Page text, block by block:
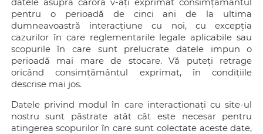
datele asupra cărora v-ați exprimat consimțământul
pentru o perioadă de cinci ani de la ultima
dumneavoastră interacțiune cu noi, cu excepția
cazurilor în care reglementarile legale aplicabile sau
scopurile în care sunt prelucrate datele impun o
perioadă mai mare de stocare. Vă puteți retrage
oricând consimțământul exprimat, în condițiile
descrise mai jos.
Datele privind modul în care interacționați cu site-ul
nostru sunt păstrate atât cât este necesar pentru
atingerea scopurilor în care sunt colectate aceste date,